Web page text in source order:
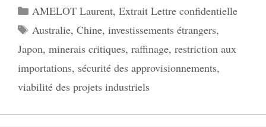
Catégories
AMELOT Laurent, Extrait Lettre confidentielle
Étiquettes
Australie, Chine, investissements étrangers,
Japon, minerais critiques, raffinage, restriction aux
importations, sécurité des approvisionnements,
viabilité des projets industriels